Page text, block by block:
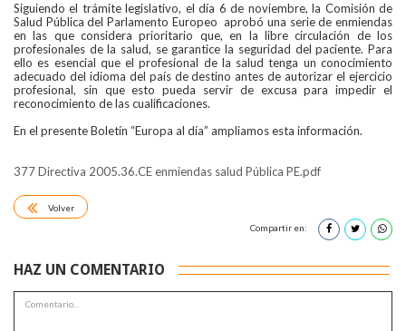
Siguiendo el trámite legislativo, el día 6 de noviembre, la Comisión de
Salud Pública del Parlamento Europeo aprobó una serie de enmiendas
en las que considera prioritario que, en la libre circulación de los
profesionales de la salud, se garantice la seguridad del paciente. Para
ello es esencial que el profesional de la salud tenga un conocimiento
adecuado del idioma del país de destino antes de autorizar el ejercicio
profesional, sin que esto pueda servir de excusa para impedir el
reconocimiento de las cualificaciones.
En el presente Boletín “Europa al día” ampliamos esta información.
377 Directiva 2005.36.CE enmiendas salud Pública PE.pdf
Volver
Compartir en:
HAZ UN COMENTARIO